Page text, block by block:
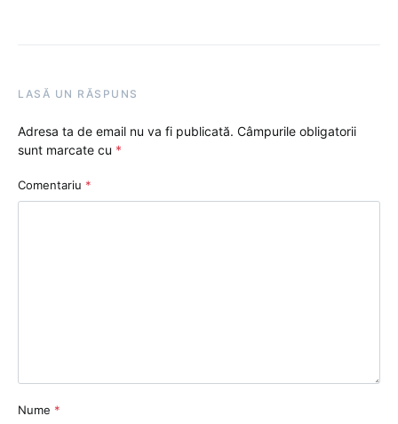
LASĂ UN RĂSPUNS
Adresa ta de email nu va fi publicată. Câmpurile obligatorii
sunt marcate cu *
Comentariu *
Nume *